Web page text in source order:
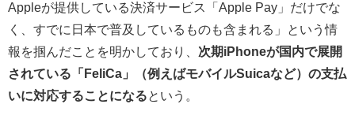
Appleが提供している決済サービス「Apple Pay」だけでな
く、すでに日本で普及しているものも含まれる」という情
報を掴んだことを明かしており、 次期iPhoneが国内で展開
されている「FeliCa」（例えばモバイルSuicaなど）の支払
いに対応することになるという。